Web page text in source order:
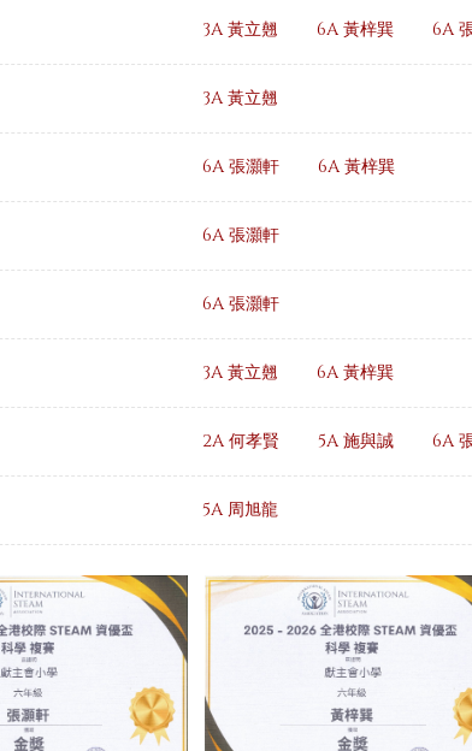
3A 黃立翹 6A 黃梓巽 6A
3A 黃立翹
6A 張灝軒 6A 黃梓巽
6A 張灝軒
6A 張灝軒
3A 黃立翹 6A 黃梓巽
2A 何孝賢 5A 施與誠 6A
5A 周旭龍